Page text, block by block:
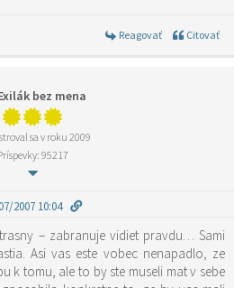
Reagovať Citovať
bez mena
sa v roku 2009
95217
2007 10:04
– zabranuje vidiet pravdu… Sami
Asi vas este vobec nenapadlo, ze
k tomu, ale to by ste museli mat v sebe